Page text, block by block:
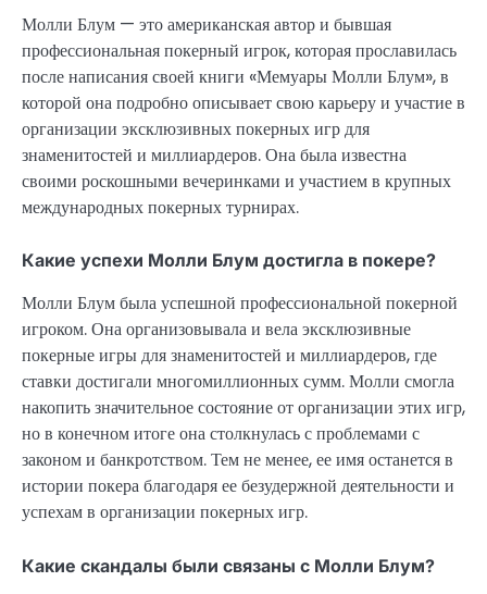
Молли Блум — это американская автор и бывшая
профессиональная покерный игрок, которая прославилась
после написания своей книги «Мемуары Молли Блум», в
которой она подробно описывает свою карьеру и участие в
организации эксклюзивных покерных игр для
знаменитостей и миллиардеров. Она была известна
своими роскошными вечеринками и участием в крупных
международных покерных турнирах.
Какие успехи Молли Блум достигла в покере?
Молли Блум была успешной профессиональной покерной
игроком. Она организовывала и вела эксклюзивные
покерные игры для знаменитостей и миллиардеров, где
ставки достигали многомиллионных сумм. Молли смогла
накопить значительное состояние от организации этих игр,
но в конечном итоге она столкнулась с проблемами с
законом и банкротством. Тем не менее, ее имя останется в
истории покера благодаря ее безудержной деятельности и
успехам в организации покерных игр.
Какие скандалы были связаны с Молли Блум?